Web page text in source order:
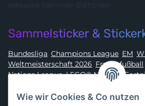
exklusive Sammler-Editionen
Sammelsticker &
Bundesliga, Champions League, EM,
Weltmeisterschaft 2026, Frauenfußball,
Nations League, LEGO® Ninjago
Asterix
Wie wir Cookies & Co nutzen